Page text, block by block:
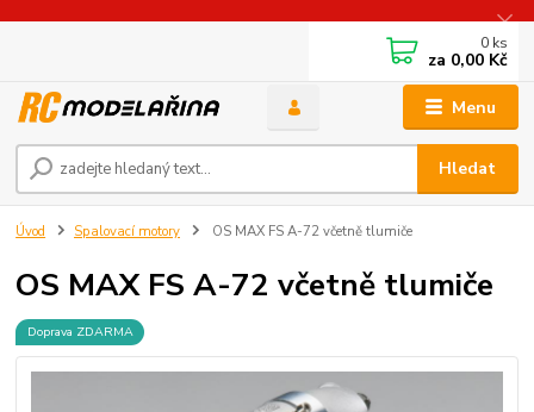
Menu
Hledat
0 ks
za 0,00 Kč
Úvod Spalovací motory OS MAX FS A-72 včetně tlumiče
OS MAX FS A-72 včetně tlumiče
Doprava ZDARMA